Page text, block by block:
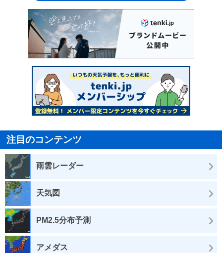
注目のコンテンツ
雨雲レーダー
天気図
PM2.5分布予測
アメダス